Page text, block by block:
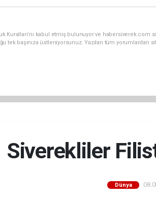
Kuralları’nı kabul etmiş bulunuyor ve habersiverek.com
tek başınıza üstleniyorsunuz. Yazılan tüm
Siverekliler
Dünya